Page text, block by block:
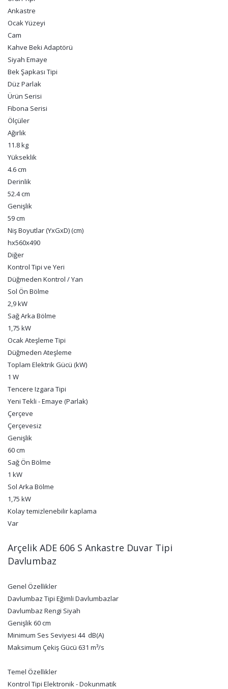
Ankastre
Ocak Yüzeyi
Cam
Kahve Beki Adaptörü
Siyah Emaye
Bek Şapkası Tipi
Düz Parlak
Ürün Serisi
Fibona Serisi
Ölçüler
Ağırlık
11.8 kg
Yükseklik
4.6 cm
Derinlik
52.4 cm
Genişlik
59 cm
Niş Boyutlar (YxGxD) (cm)
hx560x490
Diğer
Kontrol Tipi ve Yeri
Düğmeden Kontrol / Yan
Sol Ön Bölme
2,9 kW
Sağ Arka Bölme
1,75 kW
Ocak Ateşleme Tipi
Düğmeden Ateşleme
Toplam Elektrik Gücü (kW)
1 W
Tencere Izgara Tipi
Yeni Tekli - Emaye (Parlak)
Çerçeve
Çerçevesiz
Genişlik
60 cm
Sağ Ön Bölme
1 kW
Sol Arka Bölme
1,75 kW
Kolay temizlenebilir kaplama
Var
Arçelik ADE 606 S Ankastre Duvar Tipi
Davlumbaz
Genel Özellikler
Davlumbaz Tipi Eğimli Davlumbazlar
Davlumbaz Rengi Siyah
Genişlik 60 cm
Minimum Ses Seviyesi 44 dB(A)
Maksimum Çekiş Gücü 631 m³/s
Temel Özellikler
Kontrol Tipi Elektronik - Dokunmatik